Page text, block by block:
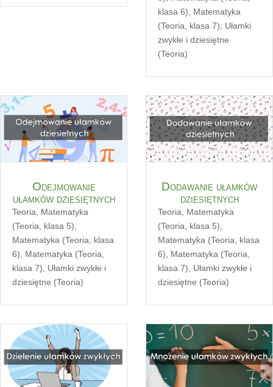
klasa 6)
Matematyka
(Teoria, klasa 7)
Ułamki
zwykłe i dziesiętne
(Teoria)
Odejmowanie
ułamków dziesiętnych
Teoria, Matematyka
(Teoria, klasa 5),
Matematyka (Teoria, klasa
6), Matematyka (Teoria,
klasa 7), Ułamki zwykłe i
dziesiętne (Teoria)
Dodawanie ułamków
dziesiętnych
Teoria, Matematyka
(Teoria, klasa 5),
Matematyka (Teoria, klasa
6), Matematyka (Teoria,
klasa 7), Ułamki zwykłe i
dziesiętne (Teoria)